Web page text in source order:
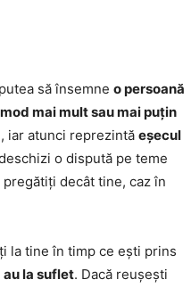
să însemne o persoană
mai mult sau mai puțin
iar atunci reprezintă eșecul
o dispută pe teme
decât tine, caz în
la tine în timp ce ești prins
la suflet. Dacă reușești